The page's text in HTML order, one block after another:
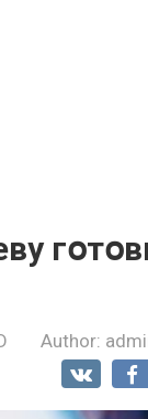
Author: